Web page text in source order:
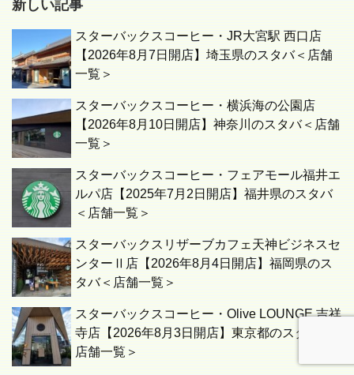
新しい記事
スターバックスコーヒー・JR大宮駅 西口店
【2026年8月7日開店】埼玉県のスタバ＜店舗
一覧＞
スターバックスコーヒー・横浜海の公園店
【2026年8月10日開店】神奈川のスタバ＜店舗
一覧＞
スターバックスコーヒー・フェアモール福井エ
ルパ店【2025年7月2日開店】福井県のスタバ
＜店舗一覧＞
スターバックスリザーブカフェ天神ビジネスセ
ンターⅡ店【2026年8月4日開店】福岡県のス
タバ＜店舗一覧＞
スターバックスコーヒー・Olive LOUNGE 吉祥
寺店【2026年8月3日開店】東京都のスタバ＜
店舗一覧＞